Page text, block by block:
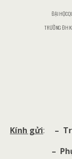
ĐẠI HỌC
TRƯỜNG ĐH
Kính gửi: – T
– Phụ